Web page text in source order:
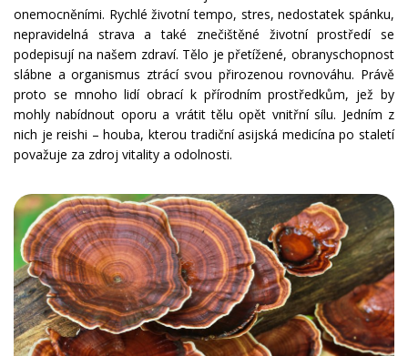
onemocněními. Rychlé životní tempo, stres, nedostatek spánku,
nepravidelná strava a také znečištěné životní prostředí se
podepisují na našem zdraví. Tělo je přetížené, obranyschopnost
slábne a organismus ztrácí svou přirozenou rovnováhu. Právě
proto se mnoho lidí obrací k přírodním prostředkům, jež by
mohly nabídnout oporu a vrátit tělu opět vnitřní sílu. Jedním z
nich je reishi – houba, kterou tradiční asijská medicína po staletí
považuje za zdroj vitality a odolnosti.